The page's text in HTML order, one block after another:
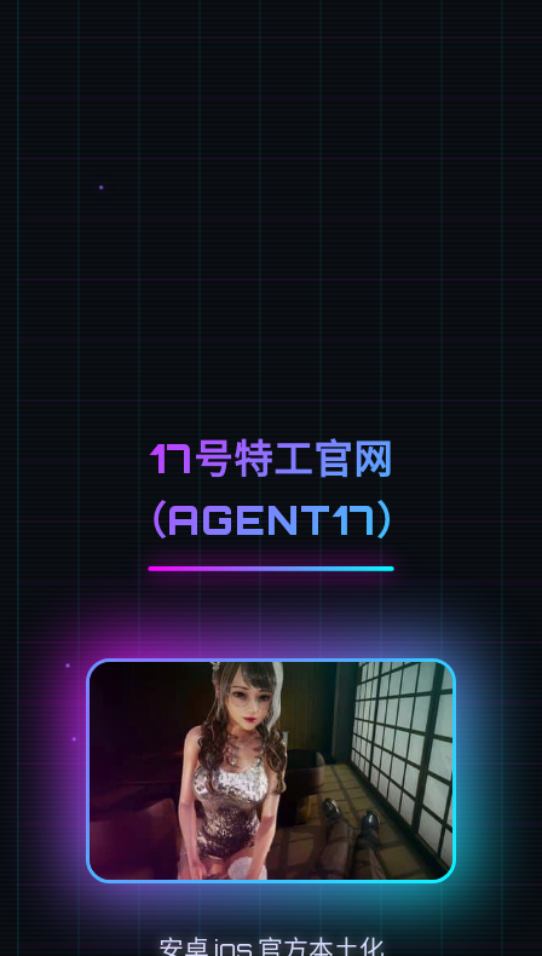
17号特工官网
（AGENT17）
安卓,ios,官方本土化